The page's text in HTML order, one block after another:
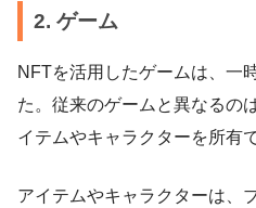
2. ゲーム
NFTを活用したゲームは、一
た。従来のゲームと異なるの
イテムやキャラクターを所有
アイテムやキャラクターは、